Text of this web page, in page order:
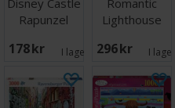
Disney Castle
Rapunzel
178 SEK I lager: 1
Romantic
Lighthouse
296 SEK I lager: